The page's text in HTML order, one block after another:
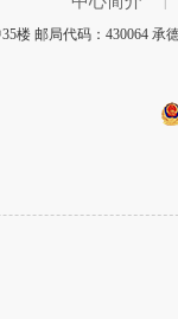
楼 邮局代码：430064 承